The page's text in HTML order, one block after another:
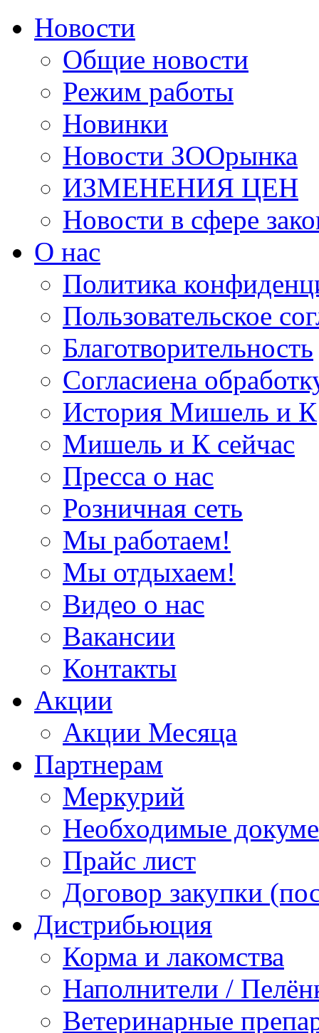
Новости
Общие новости
Режим работы
Новинки
Новости ЗООрынка
ИЗМЕНЕНИЯ ЦЕН
Новости в сфере
О нас
Политика
Пользовательское
Благотворительность
Согласиена
История Мишель и К
Мишель и К сейчас
Пресса о нас
Розничная сеть
Мы работаем!
Мы отдыхаем!
Видео о нас
Вакансии
Контакты
Акции
Акции Месяца
Партнерам
Меркурий
Необходимые
Прайс лист
Договор закупки
Дистрибьюция
Корма и лакомства
Наполнители /
Ветеринарные